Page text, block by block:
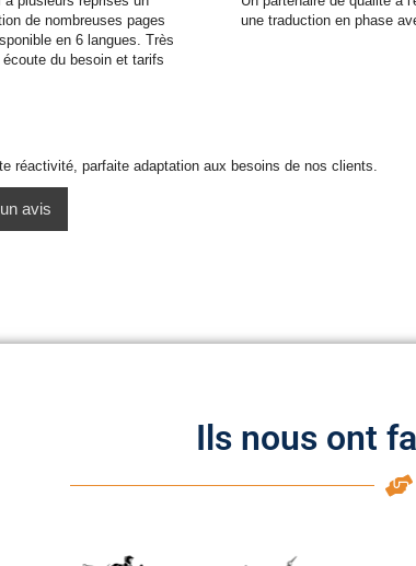
de nombreuses pages
en 6 langues. Très
du besoin et tarifs
une traduction en phase
réactivité, parfaite adaptation aux besoins de nos clients.
avis
Ils nous ont